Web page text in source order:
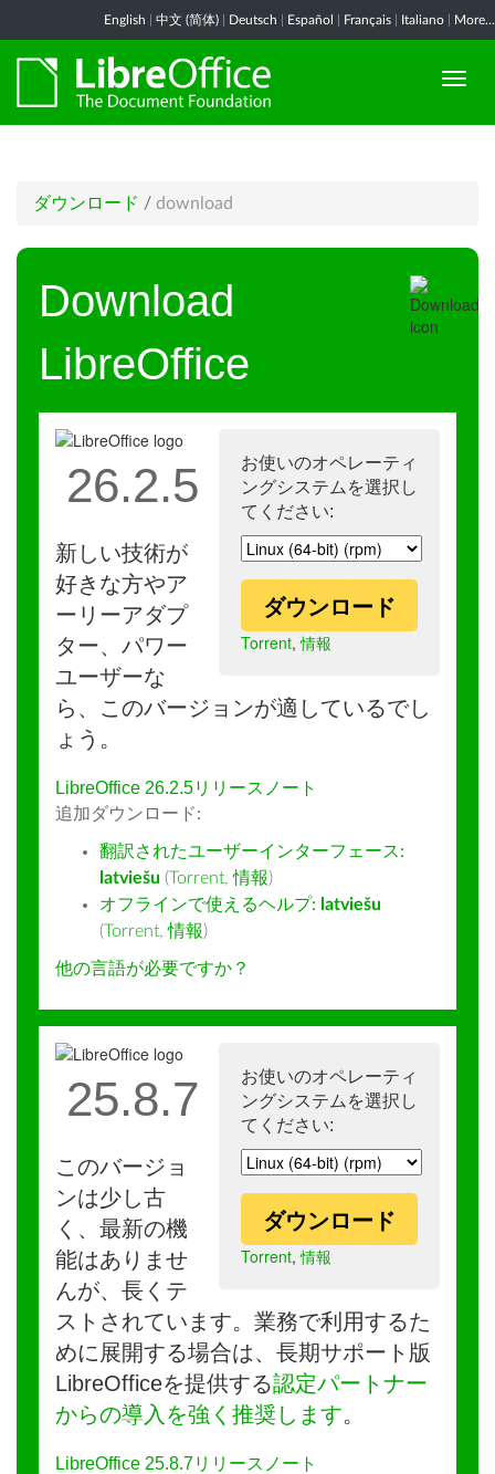
English 中文 (简体) Deutsch Español Français Italiano More...
ダウンロード / download
Download
LibreOffice
お使いのオペレーティ
ングシステムを選択し
てください:
ダウンロード
Torrent,情報
26.2.5
新しい技術が
好きな方やア
ーリーアダプ
ター、パワー
ユーザーな
ら、このバージョンが適しているでし
ょう。
LibreOffice 26.2.5リリースノート
追加ダウンロード:
翻訳されたユーザーインターフェース:
latviešu (Torrent,情報)
オフラインで使えるヘルプ: latviešu
(Torrent,情報)
他の言語が必要ですか？
お使いのオペレーティ
ングシステムを選択し
てください:
ダウンロード
Torrent,情報
25.8.7
このバージョ
ンは少し古
く、最新の機
能はありませ
んが、長くテ
ストされています。業務で利用するた
めに展開する場合は、長期サポート版
LibreOfficeを提供する認定パートナー
からの導入を強く推奨します。
LibreOffice 25.8.7リリースノート